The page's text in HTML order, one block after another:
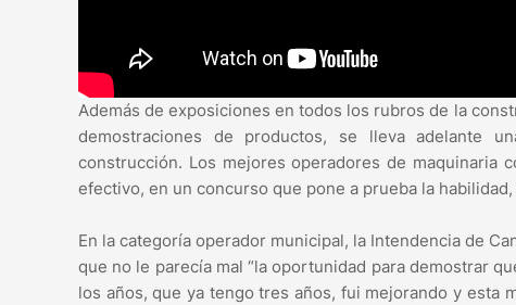
Además de exposiciones en todos los rubros de la
demostraciones de productos, se lleva adelante
construcción. Los mejores operadores de maquinaria
efectivo, en un concurso que pone a prueba la
En la categoría operador municipal, la Intendencia de
que no le parecía mal “la oportunidad para demostrar
los años, que ya tengo tres años, fui mejorando y esta